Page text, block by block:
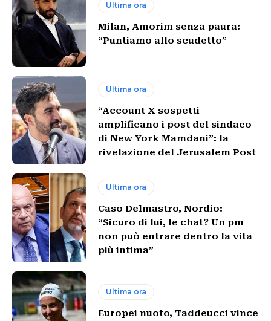
Ultima ora
Milan, Amorim senza paura:
“Puntiamo allo scudetto”
Ultima ora
“Account X sospetti
amplificano i post del sindaco
di New York Mamdani”: la
rivelazione del Jerusalem Post
Ultima ora
Caso Delmastro, Nordio:
“Sicuro di lui, le chat? Un pm
non può entrare dentro la vita
più intima”
Ultima ora
Europei nuoto, Taddeucci vince